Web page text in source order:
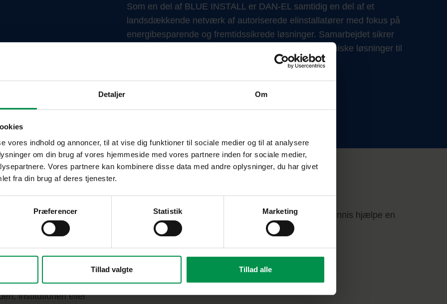
Detaljer Om
vores indhold og annoncer, til at vise dig funktioner til sociale medier og til at analysere
om din brug af vores hjemmeside med vores partnere inden for sociale medier,
Vores partnere kan kombinere disse data med andre oplysninger, du har givet
fra din brug af deres tjenester.
Præferencer Statistik Marketing
Tillad valgte Tillad alle
Som en del af BLUE INSTALL er DAN-EL samtidig en del af et
landsdækkende netværk af autoriserede elinstallatører med fokus på
energibesparende og fremtidssikrede løsninger. Samarbejdet sikrer
adgang til den nyeste viden, produktudvikling og tekniske løsninger til
på kvalitet
der sætter en ære i
hver dag for at skabe
mere energieffektiv
institutionen eller